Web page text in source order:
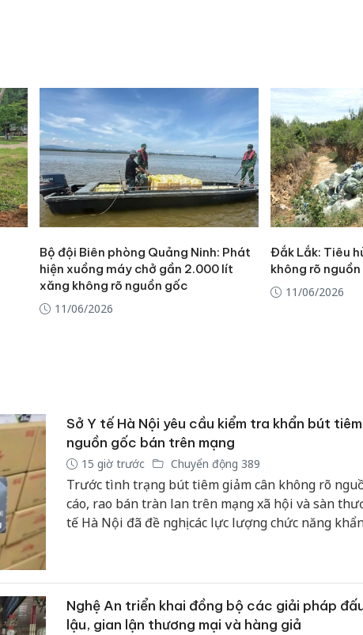
Bộ đội Biên phòng Quảng Ninh: Phát
hiện xuồng máy chở gần 2.000 lít
xăng không rõ nguồn gốc
11/06/2026
Đắk Lắk: Tiêu
không rõ
11/06/2026
Sở Y tế Hà Nội yêu cầu kiểm tra khẩn bút
nguồn gốc bán trên mạng
15 giờ trước Chuyển động 389
Trước tình trạng bút tiêm giảm cân không rõ
cáo, rao bán tràn lan trên mạng xã hội và sàn
tế Hà Nội đã đề nghị các lực lượng chức năng
Nghệ An triển khai đồng bộ các giải pháp
lậu, gian lận thương mại và hàng giả